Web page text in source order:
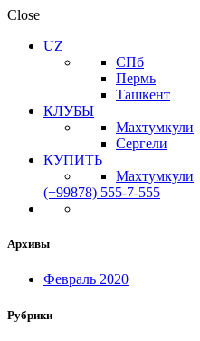
Close
UZ
СПб
Пермь
Ташкент
КЛУБЫ
Махтумкули
Сергели
КУПИТЬ
Махтумкули
(+99878) 555-7-555
Архивы
Февраль 2020
Рубрики